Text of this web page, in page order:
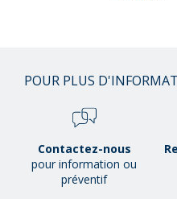
POUR PLUS
Contactez-nous
pour information ou
préventif